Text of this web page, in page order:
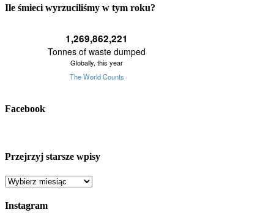
Ile śmieci wyrzuciliśmy w tym roku?
Facebook
Przejrzyj starsze wpisy
Przejrzyj
wpisy
Instagram